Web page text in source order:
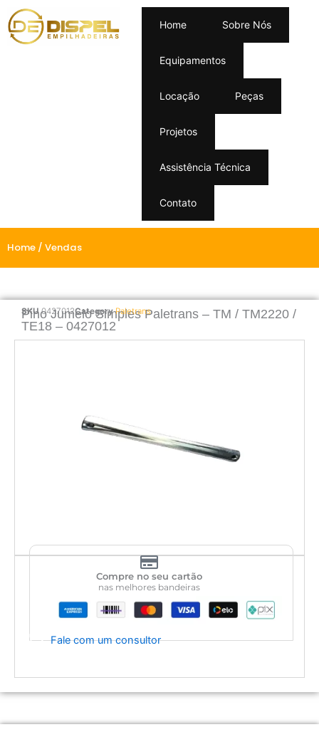
Home Sobre Nós
Equipamentos
Locação Peças
Projetos
Assistência Técnica
Contato
Home / Vendas
Pino Jumelo Simples Paletrans – TM / TM2220 /
TE18 – 0427012
SKU0427012Category Paletrans
Compre no seu cartão
nas melhores bandeiras
Fale com um consultor